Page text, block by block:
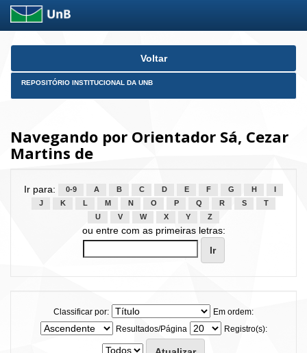
Skip
Voltar
REPOSITÓRIO INSTITUCIONAL DA UNB
Navegando por Orientador Sá, Cezar
Martins de
Ir para: 0-9 A B C D E F G H
J
K L M N O P Q R S
T
U
V W X Y Z
ou entre com as primeiras letras:
Classificar por:
Em ordem:
Resultados/Página
Registro(s):